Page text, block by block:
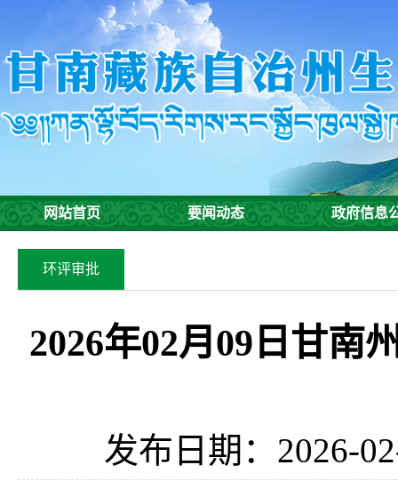
网站首页 要闻动态 政府信息
环评审批
2026年02月09日甘南
发布日期：2026-